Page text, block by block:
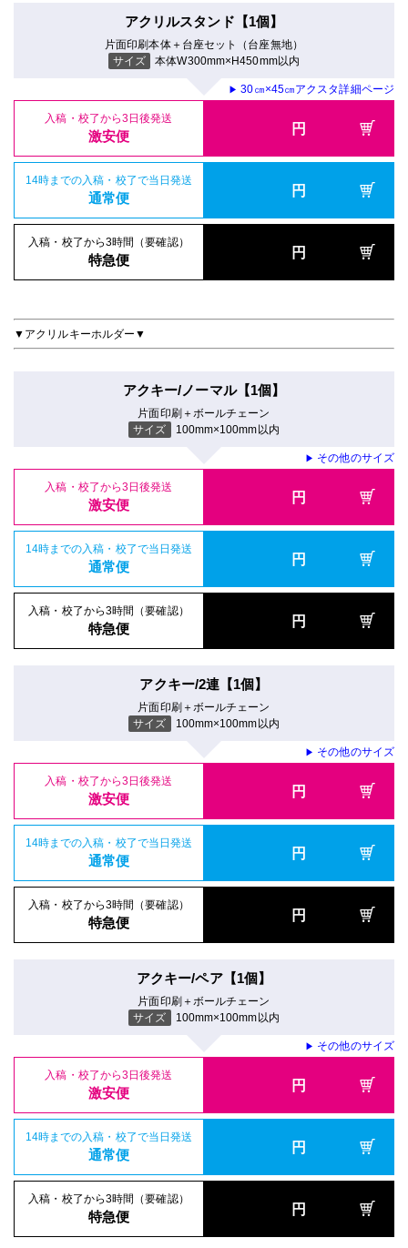
アクリルスタンド【1個】
片面印刷本体＋台座セット（台座無地）
サイズ
本体W300mm×H450mm以内
▶ 30㎝×45㎝アクスタ詳細ページ
入稿・校了から3日後発送
激安便 円
14時までの入稿・校了で当日発送
通常便 円
入稿・校了から3時間（要確認）
特急便 円
▼アクリルキーホルダー▼
アクキー/ノーマル【1個】
片面印刷＋ボールチェーン
サイズ
100mm×100mm以内
▶ その他のサイズ
入稿・校了から3日後発送
激安便 円
14時までの入稿・校了で当日発送
通常便 円
入稿・校了から3時間（要確認）
特急便 円
アクキー/2連【1個】
片面印刷＋ボールチェーン
サイズ
100mm×100mm以内
▶ その他のサイズ
入稿・校了から3日後発送
激安便 円
14時までの入稿・校了で当日発送
通常便 円
入稿・校了から3時間（要確認）
特急便 円
アクキー/ペア【1個】
片面印刷＋ボールチェーン
サイズ
100mm×100mm以内
▶ その他のサイズ
入稿・校了から3日後発送
激安便 円
14時までの入稿・校了で当日発送
通常便 円
入稿・校了から3時間（要確認）
特急便 円